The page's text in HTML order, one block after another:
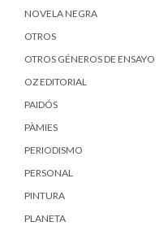
NOVELA NEGRA
OTROS
OTROS GÉNEROS DE ENSAYO
OZ EDITORIAL
PAIDÓS
PÀMIES
PERIODISMO
PERSONAL
PINTURA
PLANETA